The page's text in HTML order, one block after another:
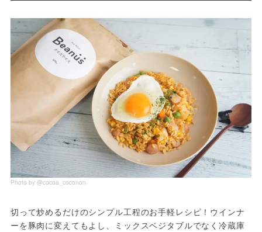
Photo by @cocoa_coconon
切って炒めるだけのシンプル工程のお手軽レシピ！ウインナ
ーを豚肉に変えてもよし、ミックスベジタブルでなく冷蔵庫